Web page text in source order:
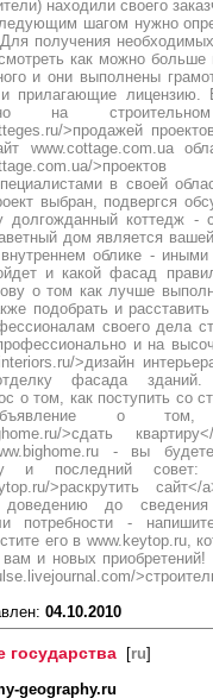
находили своего
шагом нужно
получения
как можно больше
и они выполнены
прилагающие лицензию.
на
>продажей
www.cottage.com.ua
в своей
выбран, подвергся
долгожданный коттедж -
дом является
облике - иными
и какой фасад
о том как лучше
подобрать и
своего дела
и на
>дизайн
фасада зданий.
о том, как поступить со
объявление о
>сдать
- вы
Ну и последний
>раскрутить
доведению до
потребности -
его в www.keytop.ru,
вам и новых
04.10.2010
государства [ru]
geography.ru